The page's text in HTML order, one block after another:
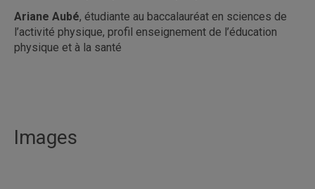
Ariane Aubé, étudiante au baccalauréat en sciences de
l’activité physique, profil enseignement de l’éducation
physique et à la santé
Images